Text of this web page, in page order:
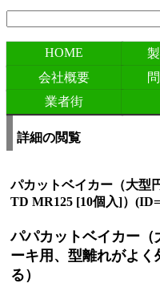
HOME
会社概要
業者街
詳細の閲覧
パカットベイカー（大型
TD MR125 [10個入]）
パパカットベイカー
ーキ用、型離れがよく
る）